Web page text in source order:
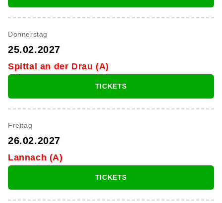
Donnerstag
25.02.2027
Spittal an der Drau (A)
TICKETS
Freitag
26.02.2027
Lannach (A)
TICKETS